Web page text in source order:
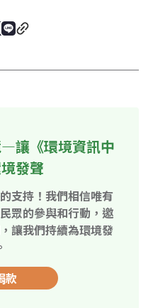
讓《環境資訊中
發聲
支持！我們相信唯有
眾的參與和行動，邀
讓我們持續為環境發
款